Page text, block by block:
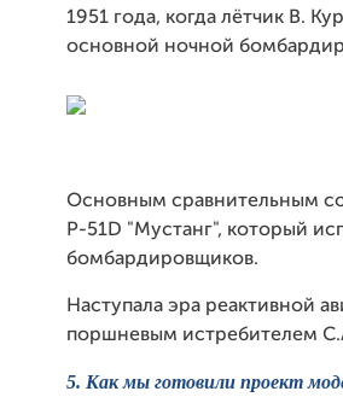
1951 года, когда лётчик В.
основной ночной
Основным сравнительным
Р-51D "Мустанг", который
бомбардировщиков.
Наступала эра реактивной
поршневым истребителем
5. Как мы готовили проект